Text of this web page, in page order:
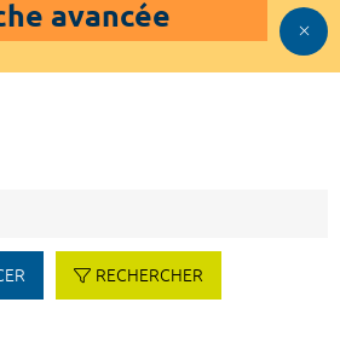
avancée
RECHERCHER